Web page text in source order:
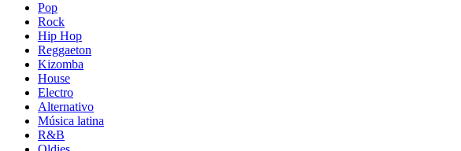
Pop
Rock
Hip Hop
Reggaeton
Kizomba
House
Electro
Alternativo
Música latina
R&B